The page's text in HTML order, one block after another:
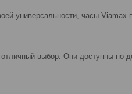
универсальности, часы Viamax
выбор. Они доступны по